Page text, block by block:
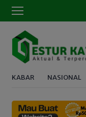
KABAR NASIONAL